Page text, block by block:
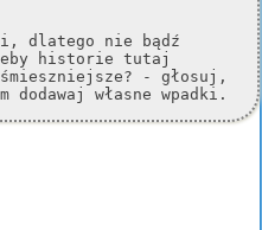
dlatego nie bądź
historie tutaj
- głosuj,
dodawaj własne wpadki.